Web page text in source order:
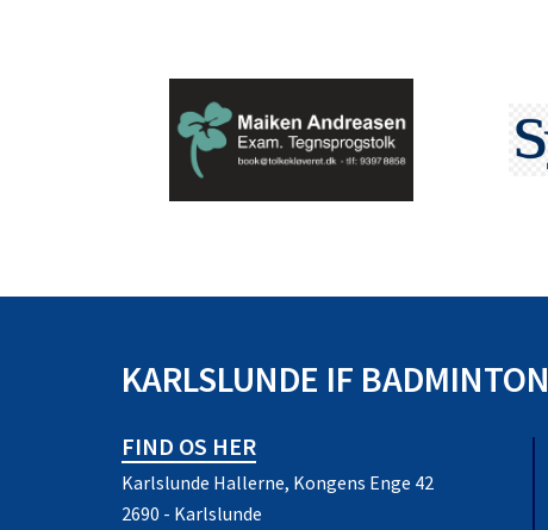
KARLSLUNDE IF BADMINTON
FIND OS HER
Karlslunde Hallerne, Kongens Enge 42
2690 - Karlslunde